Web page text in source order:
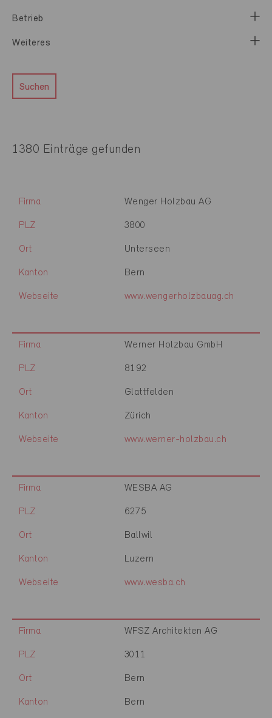
Betrieb
Weiteres
Suchen
1380 Einträge gefunden
Firma Wenger Holzbau AG
PLZ 3800
Ort Unterseen
Kanton Bern
Webseite www.wengerholzbauag.ch
Firma Werner Holzbau GmbH
PLZ 8192
Ort Glattfelden
Kanton Zürich
Webseite www.werner-holzbau.ch
Firma WESBA AG
PLZ 6275
Ort Ballwil
Kanton Luzern
Webseite www.wesba.ch
Firma WFSZ Architekten AG
PLZ 3011
Ort Bern
Kanton Bern